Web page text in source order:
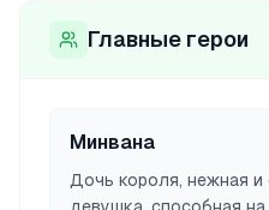
Главные герои
Минвана
Дочь короля, нежная и